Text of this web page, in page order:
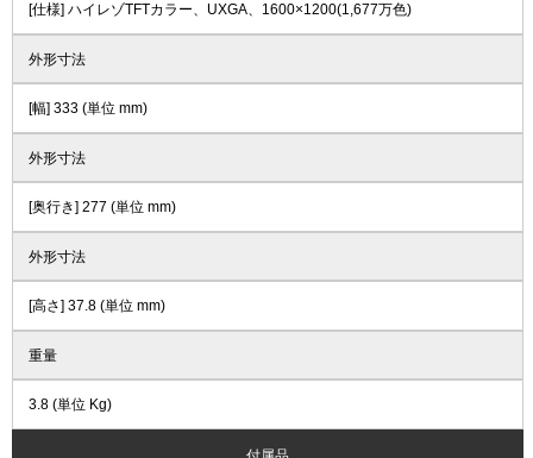
[仕様] ハイレゾTFTカラー、UXGA、1600×1200(1,677万色)
外形寸法
[幅] 333 (単位 mm)
外形寸法
[奥行き] 277 (単位 mm)
外形寸法
[高さ] 37.8 (単位 mm)
重量
3.8 (単位 Kg)